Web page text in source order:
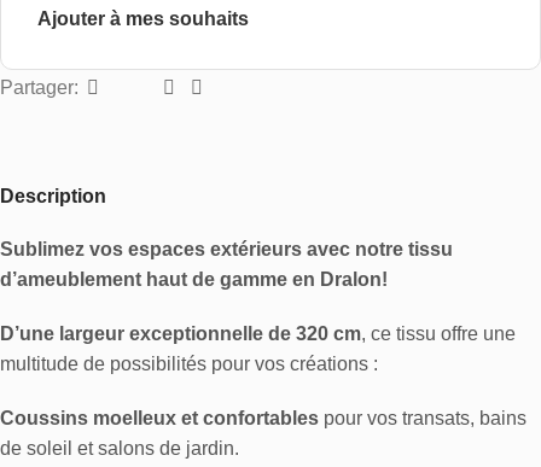
Ajouter à mes souhaits
Partager:
Description
Sublimez vos espaces extérieurs avec notre tissu
d’ameublement haut de gamme en Dralon!
D’une largeur exceptionnelle de 320 cm, ce tissu offre une
multitude de possibilités pour vos créations :
Coussins moelleux et confortables pour vos transats, bains
de soleil et salons de jardin.